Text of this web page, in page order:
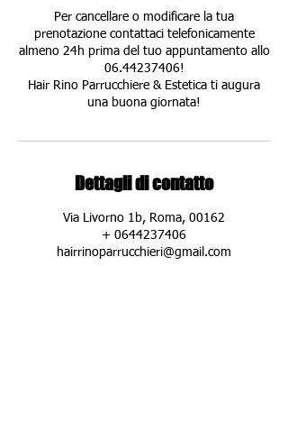
Per cancellare o modificare la tua
prenotazione contattaci telefonicamente
almeno 24h prima del tuo appuntamento allo
06.44237406!
Hair Rino Parrucchiere & Estetica ti augura
una buona giornata!
Dettagli di contatto
Via Livorno 1b, Roma, 00162
+ 0644237406
hairrinoparrucchieri@gmail.com